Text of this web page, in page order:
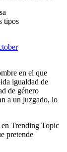
tipos
en el que
igualdad de
de género
a un juzgado, lo
Trending Topic
pretende